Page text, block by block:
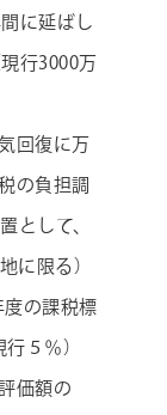
に延ばし
行3000万
回復に万
の負担調
として、
に限る）
度の課税標
５％）
価額の